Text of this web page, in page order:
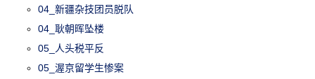
04_新疆杂技团员脱队
04_耿朝晖坠楼
05_人头税平反
05_渥京留学生惨案